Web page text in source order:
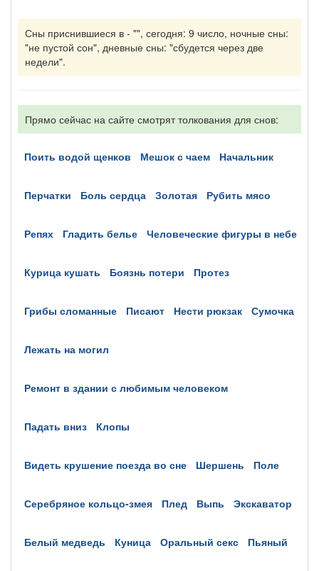
Сны приснившиеся в - "", сегодня: 9 число, ночные сны:
"не пустой сон", дневные сны: "сбудется через две
недели".
Прямо сейчас на сайте смотрят толкования для снов:
поить водой щенков мешок с чаем начальник
перчатки боль сердца золотая рубить мясо
репях гладить белье человеческие фигуры в небе
курица кушать боязнь потери протез
грибы сломанные писают нести рюкзак сумочка
лежать на могил
ремонт в здании с любимым человеком
падать вниз клопы
видеть крушение поезда во сне шершень поле
серебряное кольцо-змея плед выпь экскаватор
белый медведь куница оральный секс пьяный